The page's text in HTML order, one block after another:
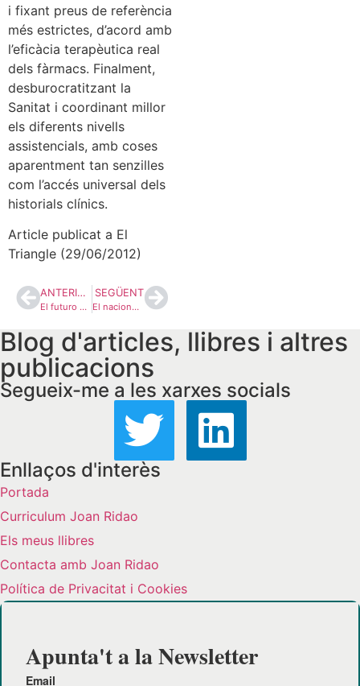
i fixant preus de referència
més estrictes, d’acord amb
l’eficàcia terapèutica real
dels fàrmacs. Finalment,
desburocratitzant la
Sanitat i coordinant millor
els diferents nivells
assistencials, amb coses
aparentment tan senzilles
com l’accés universal dels
historials clínics.
Article publicat a El
Triangle (29/06/2012)
ANTERIOR
El futuro de la izquierda catalana
SEGÜENT
El nacionalisme banal de ‘la roja’
Blog d'articles, llibres i altres
publicacions
Segueix-me a les xarxes socials
Enllaços d'interès
Portada
Curriculum Joan Ridao
Els meus llibres
Contacta amb Joan Ridao
Política de Privacitat i Cookies